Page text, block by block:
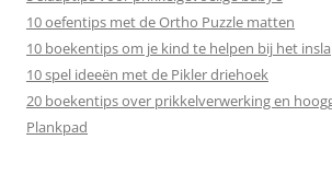
10 oefentips met de Ortho Puzzle matten
10 boekentips om je kind te helpen bij het
10 spel ideeën met de Pikler driehoek
20 boekentips over prikkelverwerking en
Plankpad